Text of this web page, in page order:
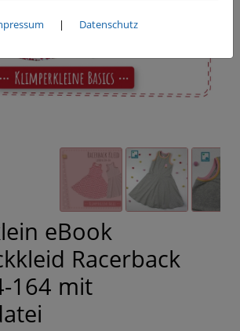
eBook
Racerback
164 mit
| Datenschutz